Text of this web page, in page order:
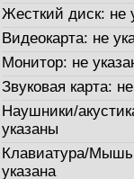
Жесткий диск: не
Видеокарта: не
Монитор: не
Звуковая карта:
Наушники/
указаны
Клавиатура/
указана